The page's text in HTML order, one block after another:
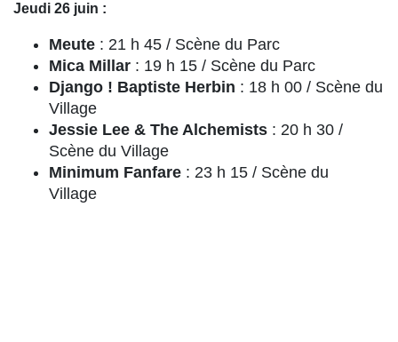
Jeudi 26 juin :
Meute : 21 h 45 / Scène du Parc
Mica Millar : 19 h 15 / Scène du Parc
Django ! Baptiste Herbin : 18 h 00 / Scène du
Village
Jessie Lee & The Alchemists : 20 h 30 /
Scène du Village
Minimum Fanfare : 23 h 15 / Scène du
Village